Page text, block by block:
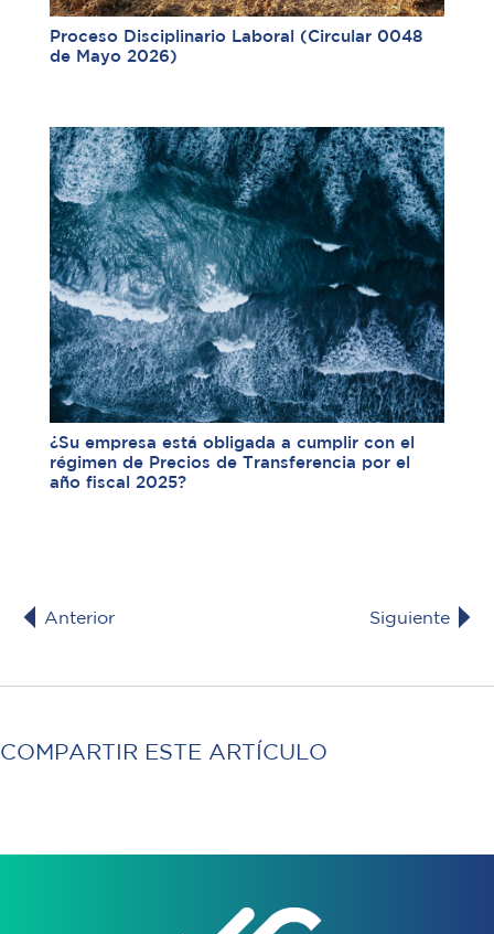
Proceso Disciplinario Laboral (Circular 0048
de Mayo 2026)
¿Su empresa está obligada a cumplir con el
régimen de Precios de Transferencia por el
año fiscal 2025?
Anterior Siguiente
COMPARTIR ESTE ARTÍCULO